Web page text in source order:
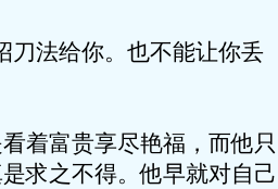
刀法给你。也不能让你丢
着富贵享尽艳福，而他只
求之不得。他早就对自己